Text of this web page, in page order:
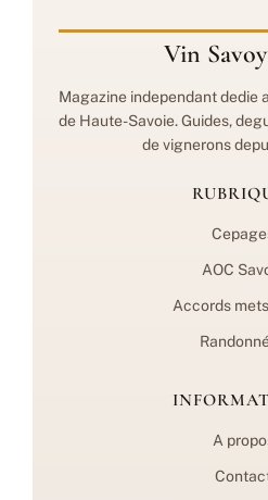
Vin
Magazine independant dedie
de Haute-Savoie. Guides,
de vignerons
AOC
Accords
A